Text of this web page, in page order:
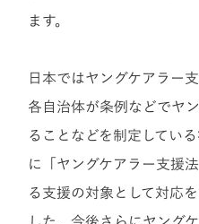
ます。
日本ではヤングケアラー
各自治体が条例などでヤ
ることなどを制定してい
に「ヤングケアラー支援
る支援の対象として対応
した。今後さらにヤング